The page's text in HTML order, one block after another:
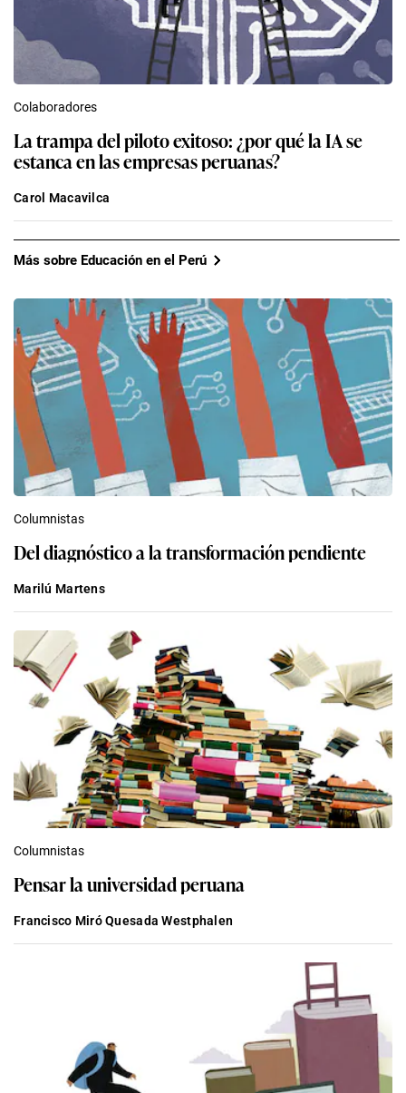
Colaboradores
La trampa del piloto exitoso: ¿por qué la IA se
estanca en las empresas peruanas?
Carol Macavilca
Más sobre Educación en el Perú
Columnistas
Del diagnóstico a la transformación pendiente
Marilú Martens
Columnistas
Pensar la universidad peruana
Francisco Miró Quesada Westphalen